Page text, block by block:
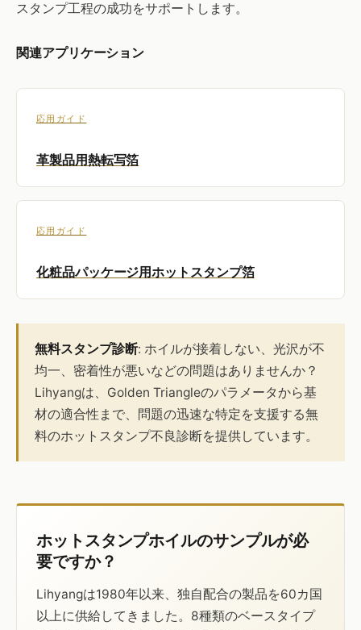
スタンプ工程の成功をサポートします。
関連アプリケーション
応用ガイド
革製品用熱転写箔
応用ガイド
化粧品パッケージ用ホットスタンプ箔
無料スタンプ診断: ホイルが接着しない、光沢が不
均一、密着性が悪いなどの問題はありませんか？
Lihyangは、Golden Triangleのパラメータから基
材の適合性まで、問題の迅速な特定を支援する無
料のホットスタンプ不良診断を提供しています。
ホットスタンプホイルのサンプルが必
要ですか？
Lihyangは1980年以来、独自配合の製品を60カ国
以上に供給してきました。8種類のベースタイプ